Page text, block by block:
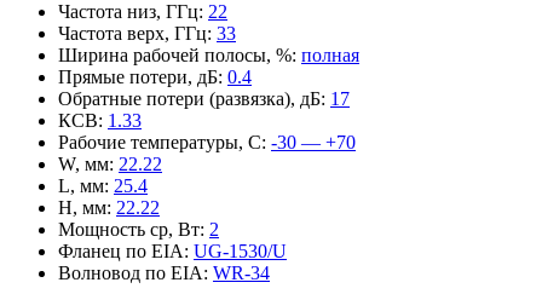
Частота низ, ГГц: 22
Частота верх, ГГц: 33
Ширина рабочей полосы, %: полная
Прямые потери, дБ: 0.4
Обратные потери (развязка), дБ: 17
КСВ: 1.33
Рабочие температуры, С: -30 — +70
W, мм: 22.22
L, мм: 25.4
H, мм: 22.22
Мощность ср, Вт: 2
Фланец по EIA: UG-1530/U
Волновод по EIA: WR-34